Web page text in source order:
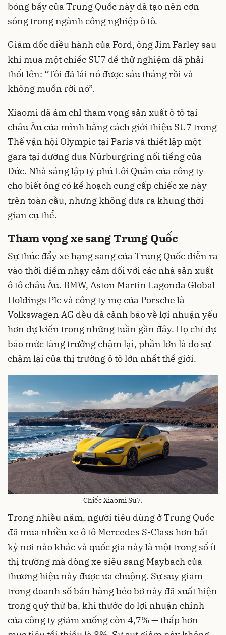
bóng bẩy của Trung Quốc này đã tạo nên cơn
sóng trong ngành công nghiệp ô tô.
Giám đốc điều hành của Ford, ông Jim Farley sau
khi mua một chiếc SU7 để thử nghiệm đã phải
thốt lên: “Tôi đã lái nó được sáu tháng rồi và
không muốn rời nó”.
Xiaomi đã ám chỉ tham vọng sản xuất ô tô tại
châu Âu của mình bằng cách giới thiệu SU7 trong
Thế vận hội Olympic tại Paris và thiết lập một
gara tại đường đua Nürburgring nổi tiếng của
Đức. Nhà sáng lập tỷ phú Lôi Quân của công ty
cho biết ông có kế hoạch cung cấp chiếc xe này
trên toàn cầu, nhưng không đưa ra khung thời
gian cụ thể.
Tham vọng xe sang Trung Quốc
Sự thúc đẩy xe hạng sang của Trung Quốc diễn ra
vào thời điểm nhạy cảm đối với các nhà sản xuất
ô tô châu Âu. BMW, Aston Martin Lagonda Global
Holdings Plc và công ty mẹ của Porsche là
Volkswagen AG đều đã cảnh báo về lợi nhuận yếu
hơn dự kiến trong những tuần gần đây. Họ chỉ dự
báo mức tăng trưởng chậm lại, phần lớn là do sự
chậm lại của thị trường ô tô lớn nhất thế giới.
Chiếc Xiaomi Su7.
Trong nhiều năm, người tiêu dùng ở Trung Quốc
đã mua nhiều xe ô tô Mercedes S-Class hơn bất
kỳ nơi nào khác và quốc gia này là một trong số ít
thị trường mà dòng xe siêu sang Maybach của
thương hiệu này được ưa chuộng. Sự suy giảm
trong doanh số bán hàng béo bở này đã xuất hiện
trong quý thứ ba, khi thước đo lợi nhuận chính
của công ty giảm xuống còn 4,7% — thấp hơn